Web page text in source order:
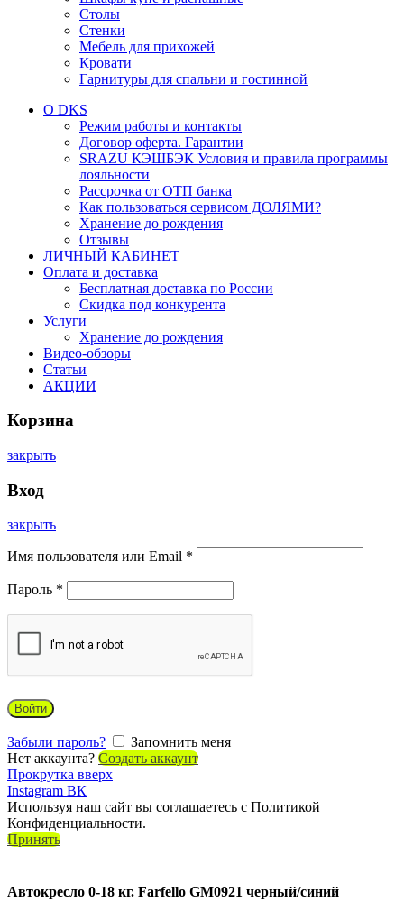
Столы
Стенки
Мебель для прихожей
Кровати
Гарнитуры для спальни и гостинной
О DKS
Режим работы и контакты
Договор оферта. Гарантии
SRAZU КЭШБЭК Условия и правила программы
лояльности
Рассрочка от ОТП банка
Как пользоваться сервисом ДОЛЯМИ?
Хранение до рождения
Отзывы
ЛИЧНЫЙ КАБИНЕТ
Оплата и доставка
Бесплатная доставка по России
Скидка под конкурента
Услуги
Хранение до рождения
Видео-обзоры
Статьи
АКЦИИ
Корзина
закрыть
Вход
закрыть
Имя пользователя или Email *
Пароль *
Войти
Забыли пароль?
Запомнить меня
Нет аккаунта? Создать аккаунт
Прокрутка вверх
Instagram ВК
Используя наш сайт вы соглашаетесь с Политикой
Конфиденциальности.
Принять
Автокресло 0-18 кг. Farfello GM0921 черный/синий